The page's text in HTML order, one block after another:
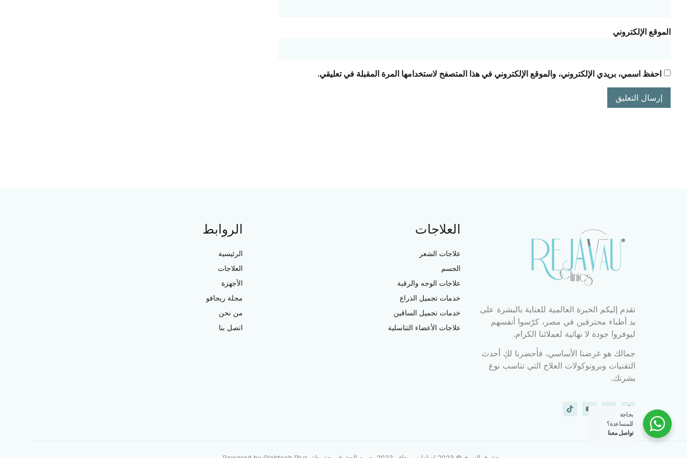
الموقع الإلكتروني
احفظ اسمي، بريدي الإلكتروني، والموقع الإلكتروني في هذا المتصفح لاستخدامها المرة المقبلة في تعليقي.
تقدم إليكم الخبرة العالمية للعناية بالبشرة على
يد أطباء محترفين في مصر، كرّسوا أنفسهم
ليوفروا جودة لا نهائية لعملائنا الكرام.
جمالك هو غرضنا الأساسي، فأحضرنا لكِ أحدث
التقنيات وبروتوكولات العلاج التي تناسب نوع
بشرتك.
العلاجات
علاجات الشعر
الجسم
علاجات الوجه والرقبة
خدمات تجميل الذراع
خدمات تجميل الساقين
علاجات الأعضاء التناسلية
الروابط
الرئيسية
العلاجات
الأجهزة
مجلة ريجافو
من نحن
اتصل بنا
بحاجة
للمساعدة؟
تواصل معنا